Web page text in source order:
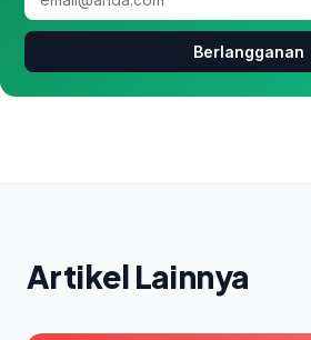
Berlangganan
Artikel Lainnya